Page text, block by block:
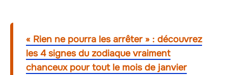
« Rien ne pourra les arrêter » : découvrez
les 4 signes du zodiaque vraiment
chanceux pour tout le mois de janvier